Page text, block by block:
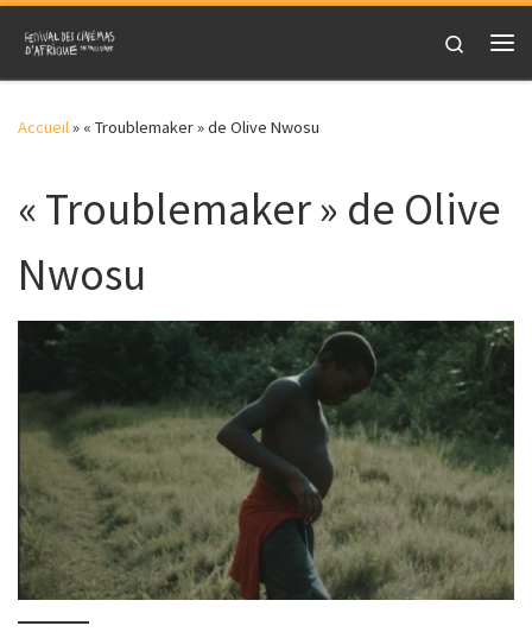
Skip to content
Search
Accueil» « Troublemaker » de Olive Nwosu
« Troublemaker » de Olive
Nwosu